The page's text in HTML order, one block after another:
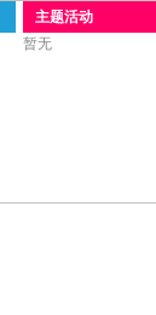
主题活动
暂无